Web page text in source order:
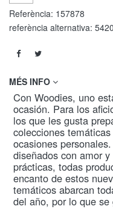
Referència: 157878
referència alternativa:
MÉS INFO
Con Woodies, uno
ocasión. Para los
los que les gusta
colecciones
ocasiones
diseñados con amor
prácticas, todas
encanto de estos
temáticos abarcan
del año, por lo que